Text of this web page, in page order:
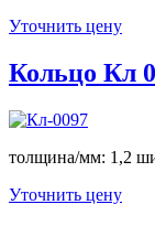
Уточнить цену
Кольцо Кл
толщина/мм: 1,2
Уточнить цену